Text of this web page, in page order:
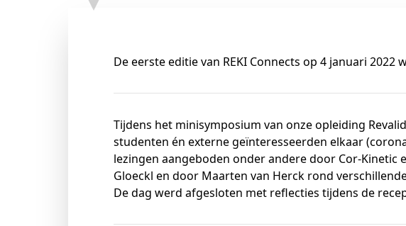
De eerste editie van REKI Connects op 4 januari 2022
Tijdens het minisymposium van onze opleiding
studenten én externe geïnteresseerden elkaar
lezingen aangeboden onder andere door Cor-Kinetic
Gloeckl en door Maarten van Herck rond
De dag werd afgesloten met reflecties tijdens de